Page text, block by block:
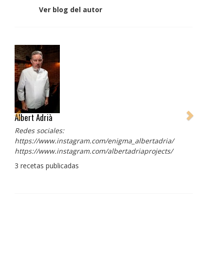
Ver blog del autor
Albert Adrià
Redes sociales:
https://www.instagram.com/enigma_albertadria/
https://www.instagram.com/albertadriaprojects/
3 recetas publicadas